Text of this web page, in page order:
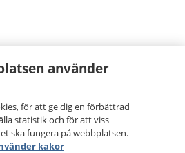
använder
för att ge dig en förbättrad
statistik och för att viss
ska fungera på webbplatsen.
kakor